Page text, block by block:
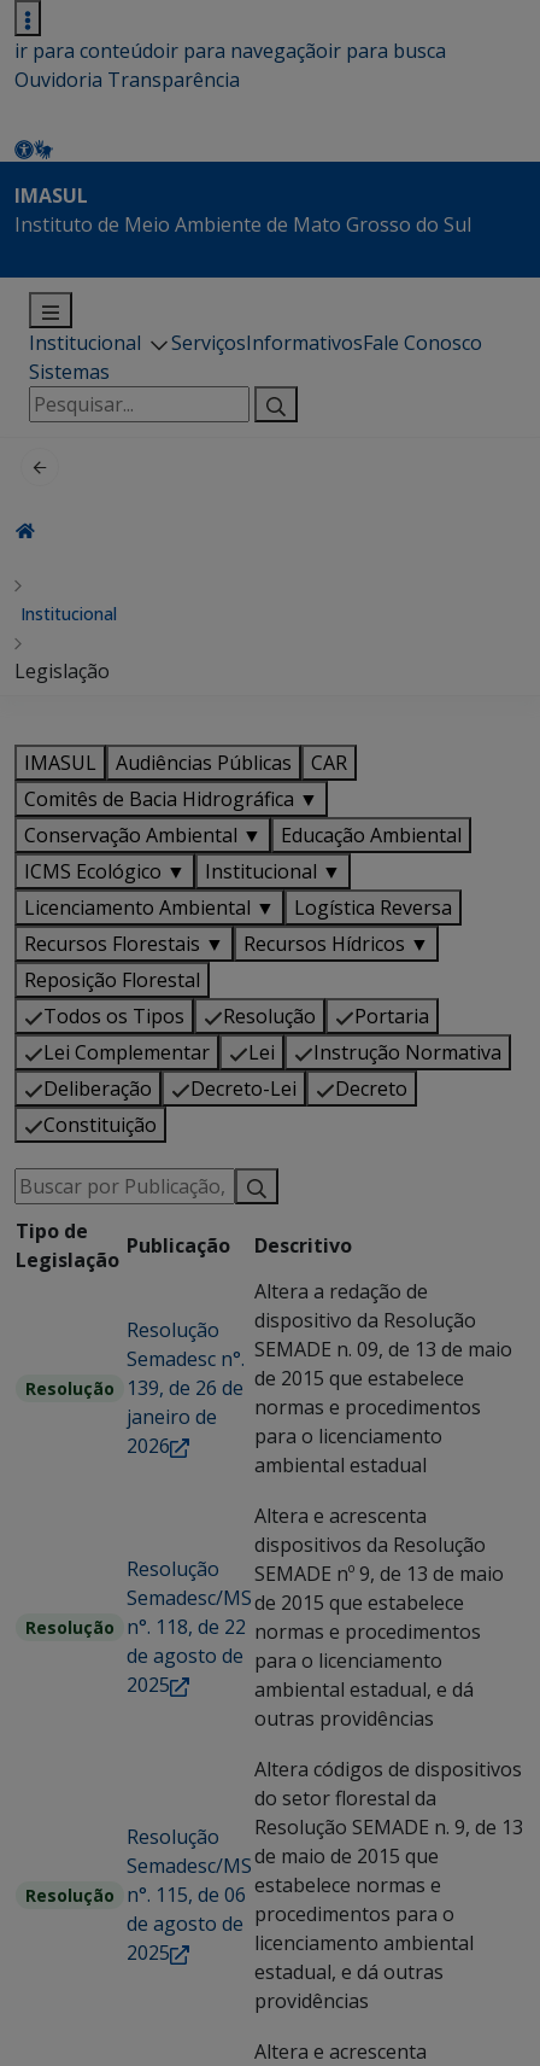
ir para conteúdoir para navegaçãoir para busca
Ouvidoria Transparência
IMASUL
Instituto de Meio Ambiente de Mato Grosso do Sul
Institucional ServiçosInformativosFale Conosco
Sistemas
Pesquisar
por:
Institucional
Legislação
IMASUL Audiências Públicas
CAR
Comitês de Bacia Hidrográfica ▼
Conservação Ambiental ▼
Educação Ambiental
ICMS Ecológico ▼
Institucional ▼
Licenciamento Ambiental ▼
Logística Reversa
Recursos Florestais ▼
Recursos Hídricos ▼
Reposição Florestal
Todos os Tipos
Resolução
Portaria
Lei Complementar
Lei
Instrução Normativa
Deliberação
Decreto-Lei
Decreto
Constituição
Tipo de
Legislação
Publicação Descritivo
Resolução
Resolução
Semadesc n°.
139, de 26 de
janeiro de
2026
Altera a redação de
dispositivo da Resolução
SEMADE n. 09, de 13 de maio
de 2015 que estabelece
normas e procedimentos
para o licenciamento
ambiental estadual
Resolução
Resolução
Semadesc/MS
n°. 118, de 22
de agosto de
2025
Altera e acrescenta
dispositivos da Resolução
SEMADE nº 9, de 13 de maio
de 2015 que estabelece
normas e procedimentos
para o licenciamento
ambiental estadual, e dá
outras providências
Resolução
Resolução
Semadesc/MS
n°. 115, de 06
de agosto de
2025
Altera códigos de dispositivos
do setor florestal da
Resolução SEMADE n. 9, de 13
de maio de 2015 que
estabelece normas e
procedimentos para o
licenciamento ambiental
estadual, e dá outras
providências
Altera e acrescenta